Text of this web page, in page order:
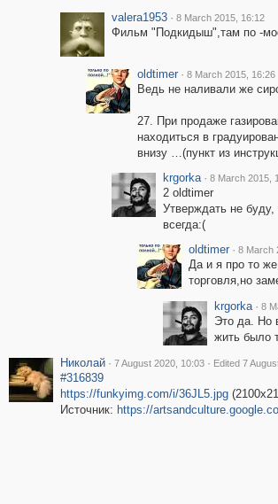
valera1953 · 8 March 2015, 16:12
Фильм "Подкидыш",там по -
oldtimer · 8 March 2015, 16:26
Ведь не наливали же
27. При продаже
находиться в
внизу …(пункт из
krgorka · 8 March 2015,
2 oldtimer
Утверждать не
всегда:(
oldtimer · 8 March
Да и я про то
торговля,но
krgorka · 8
Это да. Но
жить было
Николай · 7 August 2020, 10:03 · Edited 7
#316839
https://funkyimg.com/i/36JL5.jpg
Источник: https://